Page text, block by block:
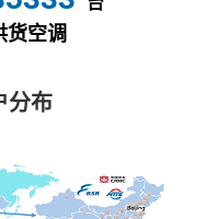
货空调
分布